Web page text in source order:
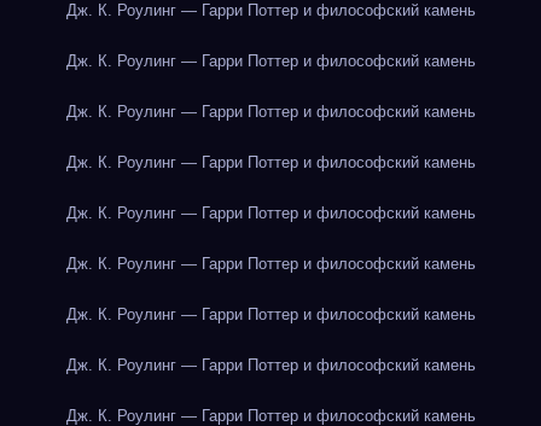
Дж. К. Роулинг — Гарри Поттер и философский камень
Дж. К. Роулинг — Гарри Поттер и философский камень
Дж. К. Роулинг — Гарри Поттер и философский камень
Дж. К. Роулинг — Гарри Поттер и философский камень
Дж. К. Роулинг — Гарри Поттер и философский камень
Дж. К. Роулинг — Гарри Поттер и философский камень
Дж. К. Роулинг — Гарри Поттер и философский камень
Дж. К. Роулинг — Гарри Поттер и философский камень
Дж. К. Роулинг — Гарри Поттер и философский камень